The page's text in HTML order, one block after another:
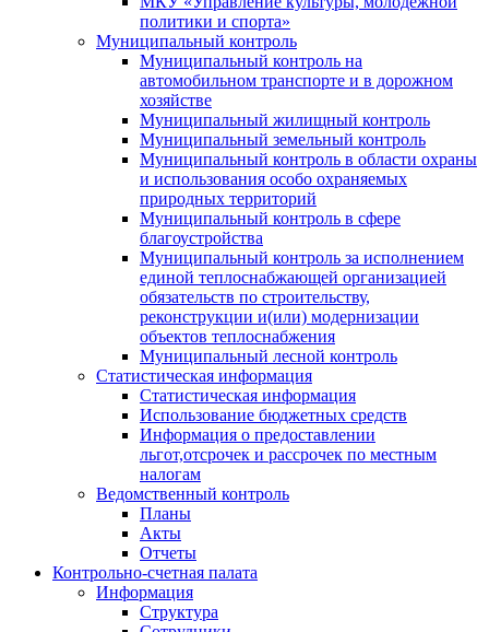
политики и спорта»
Муниципальный контроль
Муниципальный контроль на
автомобильном транспорте и в дорожном
хозяйстве
Муниципальный жилищный контроль
Муниципальный земельный контроль
Муниципальный контроль в области охраны
и использования особо охраняемых
природных территорий
Муниципальный контроль в сфере
благоустройства
Муниципальный контроль за исполнением
единой теплоснабжающей организацией
обязательств по строительству,
реконструкции и(или) модернизации
объектов теплоснабжения
Муниципальный лесной контроль
Статистическая информация
Статистическая информация
Использование бюджетных средств
Информация о предоставлении
льгот,отсрочек и рассрочек по местным
налогам
Ведомственный контроль
Планы
Акты
Отчеты
Контрольно-счетная палата
Информация
Структура